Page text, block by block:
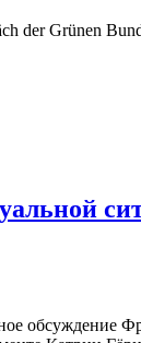
der Grünen
обсуждение